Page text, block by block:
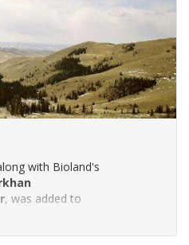
with Bioland's
, was added to
List on August 6,